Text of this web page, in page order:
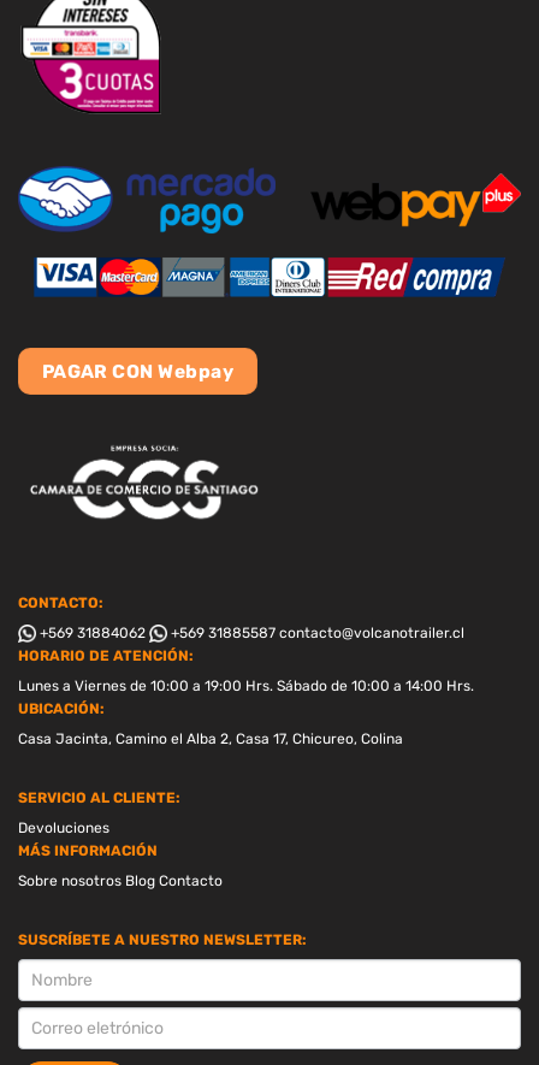
PAGAR CON Webpay
CONTACTO:
+569 31884062
+569 31885587 contacto@volcanotrailer.cl
HORARIO DE ATENCIÓN:
Lunes a Viernes de 10:00 a 19:00 Hrs. Sábado de 10:00 a 14:00 Hrs.
UBICACIÓN:
Casa Jacinta, Camino el Alba 2, Casa 17, Chicureo, Colina
SERVICIO AL CLIENTE:
Devoluciones
MÁS INFORMACIÓN
Sobre nosotros Blog Contacto
SUSCRÍBETE A NUESTRO NEWSLETTER:
SUSCRIPCION